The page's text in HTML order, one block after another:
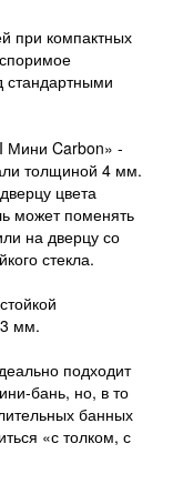
при компактных
стандартными
Мини Carbon» -
толщиной 4 мм.
цвета
может поменять
на дверцу со
стекла.
мм.
подходит
бань, но, в то
банных
«с толком, с